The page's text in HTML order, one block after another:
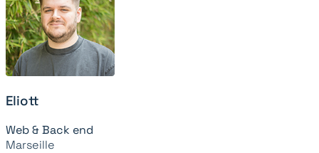
Eliott
Web & Back end
Marseille